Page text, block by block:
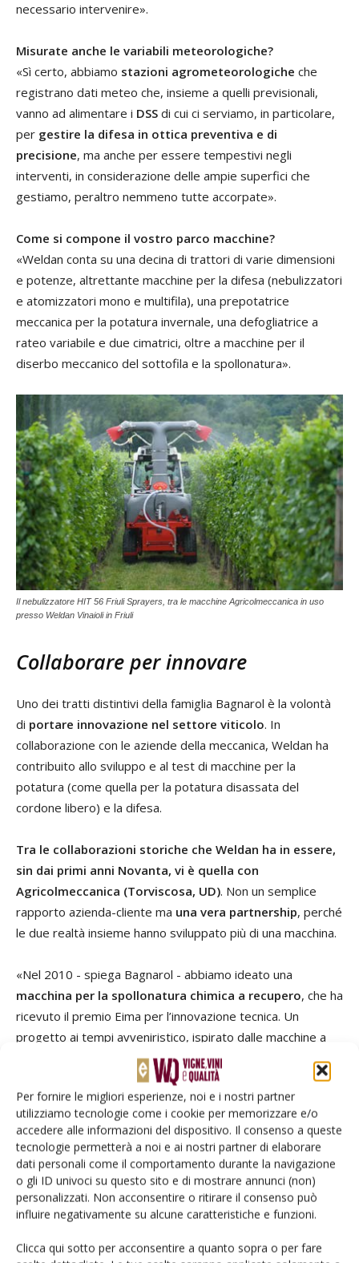
Per fornire le migliori esperienze, noi e i nostri partner
utilizziamo tecnologie come i cookie per memorizzare e/o
accedere alle informazioni del dispositivo. Il consenso a queste
tecnologie permetterà a noi e ai nostri partner di elaborare
dati personali come il comportamento durante la navigazione
o gli ID univoci su questo sito e di mostrare annunci (non)
personalizzati. Non acconsentire o ritirare il consenso può
influire negativamente su alcune caratteristiche e funzioni.
Clicca qui sotto per acconsentire a quanto sopra o per fare
necessario intervenire».
Misurate anche le variabili meteorologiche?
«Sì certo, abbiamo stazioni agrometeorologiche che
registrano dati meteo che, insieme a quelli previsionali,
vanno ad alimentare i DSS di cui ci serviamo, in particolare,
per gestire la difesa in ottica preventiva e di
precisione, ma anche per essere tempestivi negli
interventi, in considerazione delle ampie superfici che
gestiamo, peraltro nemmeno tutte accorpate».
Come si compone il vostro parco macchine?
«Weldan conta su una decina di trattori di varie dimensioni
e potenze, altrettante macchine per la difesa (nebulizzatori
e atomizzatori mono e multifila), una prepotatrice
meccanica per la potatura invernale, una defogliatrice a
rateo variabile e due cimatrici, oltre a macchine per il
diserbo meccanico del sottofila e la spollonatura».
Il nebulizzatore HIT 56 Friuli Sprayers, tra le macchine Agricolmeccanica in uso
presso Weldan Vinaioli in Friuli
Collaborare per innovare
Uno dei tratti distintivi della famiglia Bagnarol è la volontà
di portare innovazione nel settore viticolo. In
collaborazione con le aziende della meccanica, Weldan ha
contribuito allo sviluppo e al test di macchine per la
potatura (come quella per la potatura disassata del
cordone libero) e la difesa.
Tra le collaborazioni storiche che Weldan ha in essere,
sin dai primi anni Novanta, vi è quella con
Agricolmeccanica (Torviscosa, UD). Non un semplice
rapporto azienda-cliente ma una vera partnership, perché
le due realtà insieme hanno sviluppato più di una macchina.
«Nel 2010 - spiega Bagnarol - abbiamo ideato una
macchina per la spollonatura chimica a recupero, che ha
ricevuto il premio Eima per l’innovazione tecnica. Un
progetto ai tempi avveniristico, ispirato dalle macchine a
recupero per i trattamenti fitosanitari, che avevano
cominciato a comparire sul mercato qualche anno prima.
Tutt’ora utilizziamo questa spollonatrice, anche se nel
frattempo essa ha subito alcune modifiche».
«Agricolmeccanica - intervieneCarlo Pastro , Responsabile
Commerciale Italia - è stata tra le prime aziende del
nostro Paese a credere nelle macchine a recupero, che
tutt’ora produce. Con il nostro marchio
copriamo a 360° tutto il settore della protezione delle